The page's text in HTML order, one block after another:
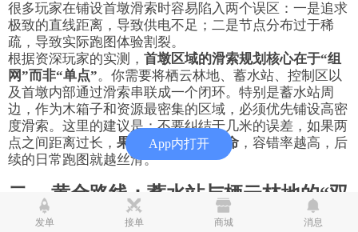
App内打开
很多玩家在铺设首墩滑索时容易陷入两个误区：一是追求
极致的直线距离，导致供电不足；二是节点分布过于稀
疏，导致实际跑图体验割裂。
根据资深玩家的实测， 首墩区域的滑索规划核心在于“组
网”而非“单点”。你需要将栖云林地、蓄水站、控制区以
及首墩内部通过滑索串联成一个闭环。特别是蓄水站周
边，作为木箱子和资源最密集的区域，必须优先铺设高密
度滑索。这里的建议是：不要纠结于几米的误差，如果两
点之间距离过长， 果断使用供电桩续命 ，容错率越高，后
续的日常跑图就越丝滑。
二、 黄金路线：蓄水站与栖云林地的“双
核驱动”
发单 接单 商城 消息